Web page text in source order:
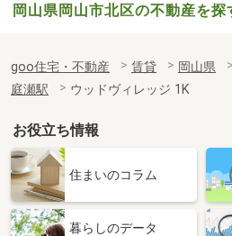
岡山県岡山市北区の不動産を探
goo住宅・不動産 賃貸 岡山県
庭瀬駅
ウッドヴィレッジ 1K
お役立ち情報
住まいのコラム
暮らしのデータ